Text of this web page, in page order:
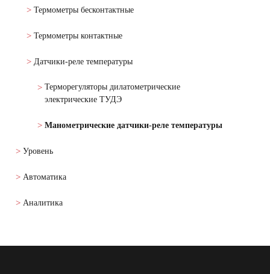
Термометры бесконтактные
Термометры контактные
Датчики-реле температуры
Терморегуляторы дилатометрические
электрические ТУДЭ
Манометрические датчики-реле температуры
Уровень
Автоматика
Аналитика